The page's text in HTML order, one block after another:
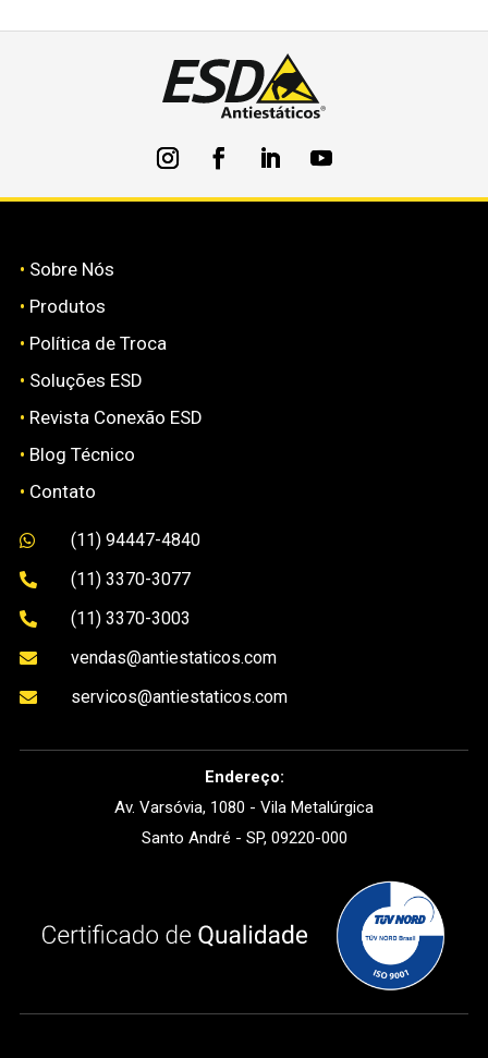
• Sobre Nós
• Produtos
• Política de Troca
• Soluções ESD
• Revista Conexão ESD
• Blog Técnico
• Contato
 (11) 94447-4840
 (11) 3370-3077
 (11) 3370-3003
 vendas@antiestaticos.com
 servicos@antiestaticos.com
Endereço:
Av. Varsóvia, 1080 - Vila Metalúrgica
Santo André - SP, 09220-000